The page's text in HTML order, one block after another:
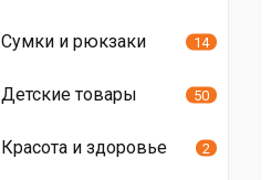
Сумки и рюкзаки 14
Детские товары 50
Красота и здоровье 2